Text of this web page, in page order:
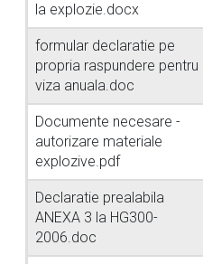
la explozie.docx
formular declaratie pe
propria raspundere pentru
viza anuala.doc
Documente necesare -
autorizare materiale
explozive.pdf
Declaratie prealabila
ANEXA 3 la HG300-
2006.doc